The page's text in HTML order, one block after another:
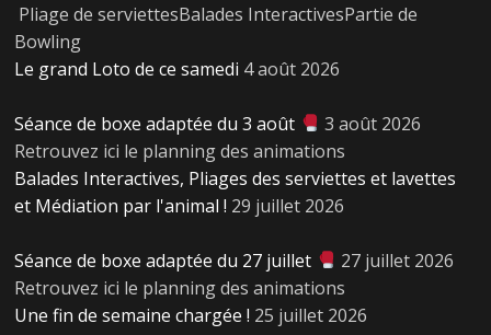
Pliage de serviettesBalades InteractivesPartie de
Bowling
Le grand Loto de ce samedi 4 août 2026
Séance de boxe adaptée du 3 août
3 août 2026
Retrouvez ici le planning des animations
Balades Interactives, Pliages des serviettes et lavettes
et Médiation par l'animal ! 29 juillet 2026
Séance de boxe adaptée du 27 juillet
27 juillet 2026
Retrouvez ici le planning des animations
Une fin de semaine chargée ! 25 juillet 2026